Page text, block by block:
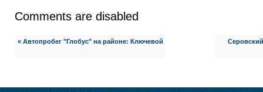
Comments are disabled
« Автопробег "Глобус" на районе: Ключевой Серовский